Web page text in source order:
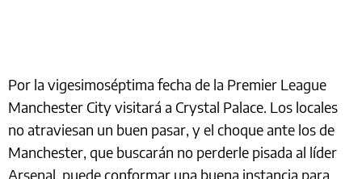
Por la vigesimoséptima fecha de la Premier League
Manchester City visitará a Crystal Palace. Los locales
no atraviesan un buen pasar, y el choque ante los de
Manchester, que buscarán no perderle pisada al líder
Arsenal, puede conformar una buena instancia para